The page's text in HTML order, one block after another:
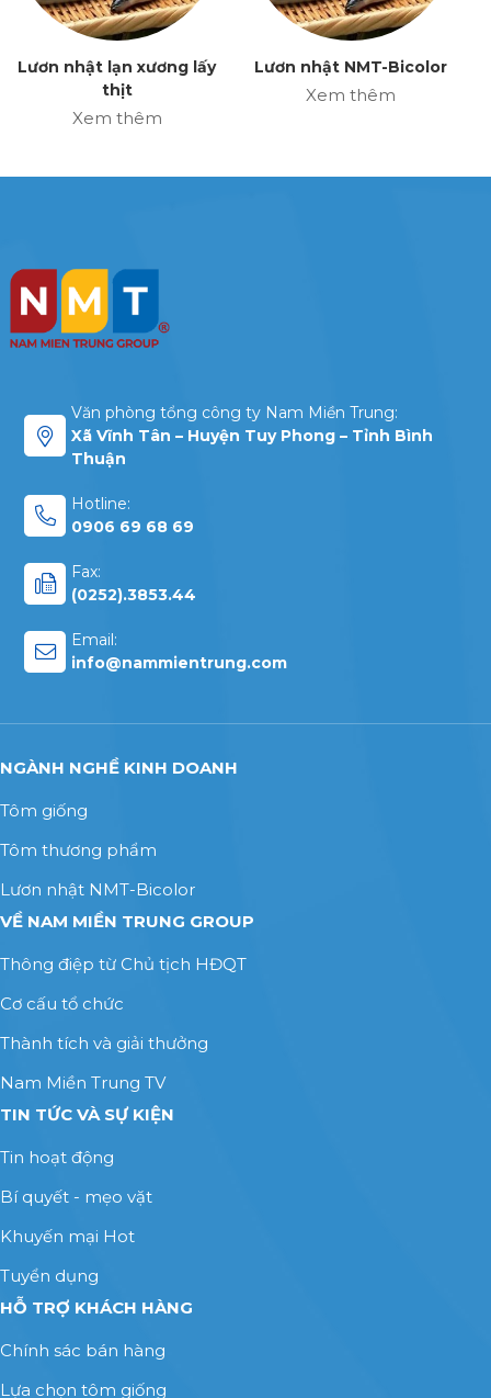
Lươn nhật lạn xương lấy
thịt
Xem thêm
Lươn nhật NMT-Bicolor
Xem thêm
Văn phòng tổng công ty Nam Miền Trung:
Xã Vĩnh Tân – Huyện Tuy Phong – Tỉnh Bình
Thuận
Hotline:
0906 69 68 69
Fax:
(0252).3853.44
Email:
info@nammientrung.com
NGÀNH NGHỀ KINH DOANH
Tôm giống
Tôm thương phẩm
Lươn nhật NMT-Bicolor
VỀ NAM MIỀN TRUNG GROUP
Thông điệp từ Chủ tịch HĐQT
Cơ cấu tổ chức
Thành tích và giải thưởng
Nam Miền Trung TV
TIN TỨC VÀ SỰ KIỆN
Tin hoạt động
Bí quyết - mẹo vặt
Khuyến mại Hot
Tuyển dụng
HỖ TRỢ KHÁCH HÀNG
Chính sác bán hàng
Lựa chọn tôm giống